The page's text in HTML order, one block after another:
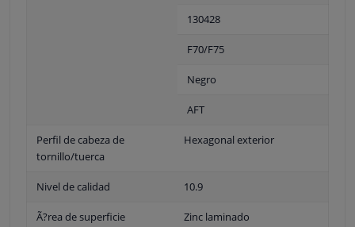
130428
F70/F75
Negro
AFT
Perfil de cabeza de
tornillo/tuerca
Hexagonal exterior
Nivel de calidad 10.9
Ã?rea de superficie Zinc laminado